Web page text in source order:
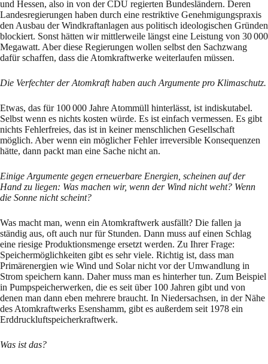
und Hessen, also in von der CDU regierten Bundesländern. Deren
Landesregierungen haben durch eine restriktive Genehmigungspraxis
den Ausbau der Windkraftanlagen aus politisch ideologischen Gründen
blockiert. Sonst hätten wir mittlerweile längst eine Leistung von 30 000
Megawatt. Aber diese Regierungen wollen selbst den Sachzwang
dafür schaffen, dass die Atomkraftwerke weiterlaufen müssen.
Die Verfechter der Atomkraft haben auch Argumente pro Klimaschutz.
Etwas, das für 100 000 Jahre Atommüll hinterlässt, ist indiskutabel.
Selbst wenn es nichts kosten würde. Es ist einfach vermessen. Es gibt
nichts Fehlerfreies, das ist in keiner menschlichen Gesellschaft
möglich. Aber wenn ein möglicher Fehler irreversible Konsequenzen
hätte, dann packt man eine Sache nicht an.
Einige Argumente gegen erneuerbare Energien, scheinen auf der
Hand zu liegen: Was machen wir, wenn der Wind nicht weht? Wenn
die Sonne nicht scheint?
Was macht man, wenn ein Atomkraftwerk ausfällt? Die fallen ja
ständig aus, oft auch nur für Stunden. Dann muss auf einen Schlag
eine riesige Produktionsmenge ersetzt werden. Zu Ihrer Frage:
Speichermöglichkeiten gibt es sehr viele. Richtig ist, dass man
Primärenergien wie Wind und Solar nicht vor der Umwandlung in
Strom speichern kann. Daher muss man es hinterher tun. Zum Beispiel
in Pumpspeicherwerken, die es seit über 100 Jahren gibt und von
denen man dann eben mehrere braucht. In Niedersachsen, in der Nähe
des Atomkraftwerks Esenshamm, gibt es außerdem seit 1978 ein
Erddruckluftspeicherkraftwerk.
Was ist das?